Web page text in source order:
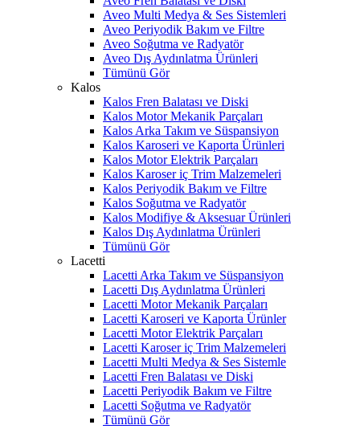
Aveo Multi Medya & Ses Sistemleri
Aveo Periyodik Bakım ve Filtre
Aveo Soğutma ve Radyatör
Aveo Dış Aydınlatma Ürünleri
Tümünü Gör
Kalos
Kalos Fren Balatası ve Diski
Kalos Motor Mekanik Parçaları
Kalos Arka Takım ve Süspansiyon
Kalos Karoseri ve Kaporta Ürünleri
Kalos Motor Elektrik Parçaları
Kalos Karoser iç Trim Malzemeleri
Kalos Periyodik Bakım ve Filtre
Kalos Soğutma ve Radyatör
Kalos Modifiye & Aksesuar Ürünleri
Kalos Dış Aydınlatma Ürünleri
Tümünü Gör
Lacetti
Lacetti Arka Takım ve Süspansiyon
Lacetti Dış Aydınlatma Ürünleri
Lacetti Motor Mekanik Parçaları
Lacetti Karoseri ve Kaporta Ürünler
Lacetti Motor Elektrik Parçaları
Lacetti Karoser iç Trim Malzemeleri
Lacetti Multi Medya & Ses Sistemle
Lacetti Fren Balatası ve Diski
Lacetti Periyodik Bakım ve Filtre
Lacetti Soğutma ve Radyatör
Tümünü Gör